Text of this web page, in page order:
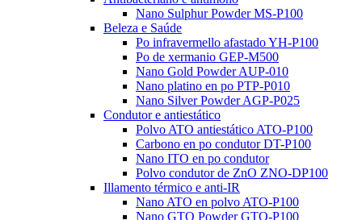
Nano Sulphur Powder MS-P100
Beleza e Saúde
Po infravermello afastado YH-P100
Po de xermanio GEP-M500
Nano Gold Powder AUP-010
Nano platino en po PTP-P010
Nano Silver Powder AGP-P025
Condutor e antiestático
Polvo ATO antiestático ATO-P100
Carbono en po condutor DT-P100
Nano ITO en po condutor
Polvo condutor de ZnO ZNO-DP100
Illamento térmico e anti-IR
Nano ATO en polvo ATO-P100
Nano GTO Powder GTO-P100